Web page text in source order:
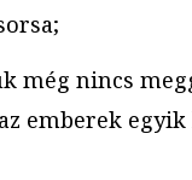
még nincs
emberek